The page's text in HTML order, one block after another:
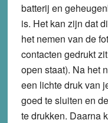
batterij en
is. Het kan zijn dat
het nemen van de
contacten gedrukt
open staat). Na het
een lichte druk van
goed te sluiten en
te drukken. Daarna